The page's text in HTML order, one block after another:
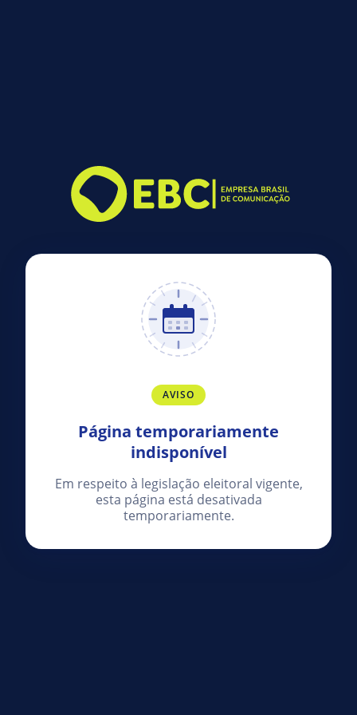
AVISO
Página temporariamente
indisponível
Em respeito à legislação eleitoral vigente,
esta página está desativada
temporariamente.